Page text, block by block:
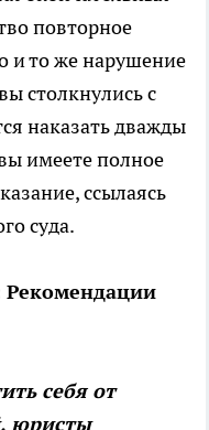
повторное
и то же нарушение
столкнулись с
наказать дважды
имеете полное
ссылаясь
суда.
Рекомендации
себя от
юристы